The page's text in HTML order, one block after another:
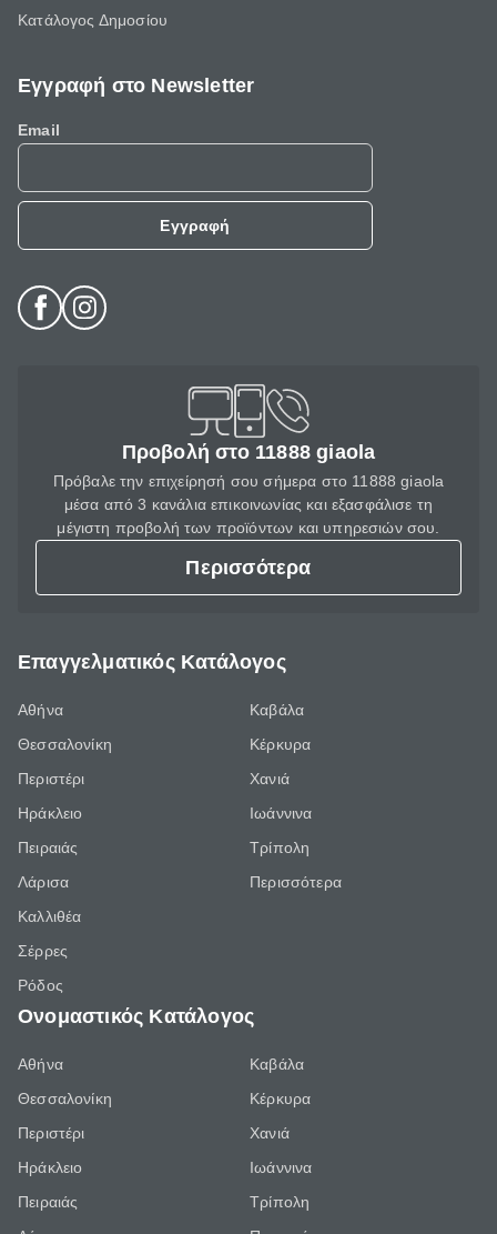
Κατάλογος Δημοσίου
Εγγραφή στο Newsletter
Email
Εγγραφή
Προβολή στο 11888 giaola
Πρόβαλε την επιχείρησή σου σήμερα στο 11888 giaola
μέσα από 3 κανάλια επικοινωνίας και εξασφάλισε τη
μέγιστη προβολή των προϊόντων και υπηρεσιών σου.
Περισσότερα
Επαγγελματικός Κατάλογος
Αθήνα
Θεσσαλονίκη
Περιστέρι
Ηράκλειο
Πειραιάς
Λάρισα
Καλλιθέα
Σέρρες
Ρόδος
Καβάλα
Κέρκυρα
Χανιά
Ιωάννινα
Τρίπολη
Περισσότερα
Ονομαστικός Κατάλογος
Αθήνα
Θεσσαλονίκη
Περιστέρι
Ηράκλειο
Πειραιάς
Καβάλα
Κέρκυρα
Χανιά
Ιωάννινα
Τρίπολη